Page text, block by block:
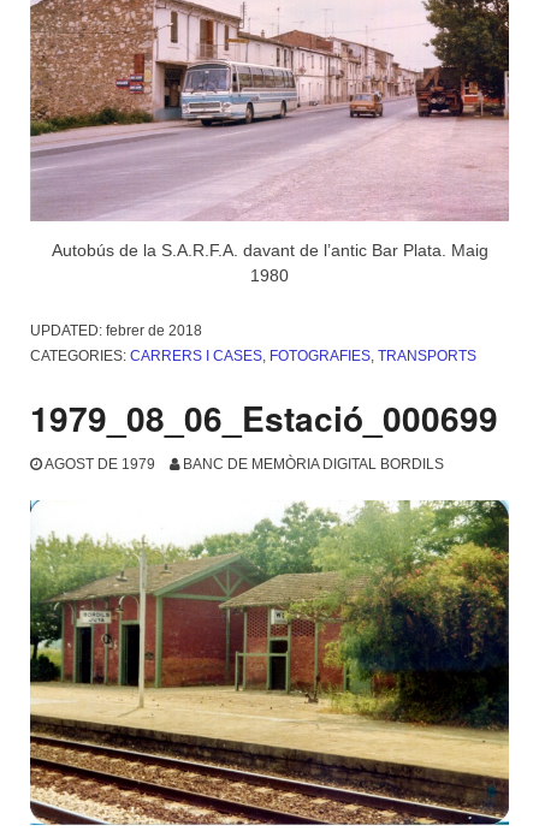
Autobús de la S.A.R.F.A. davant de l’antic Bar Plata. Maig
1980
UPDATED: febrer de 2018
CATEGORIES: CARRERS I CASES, FOTOGRAFIES, TRANSPORTS
1979_08_06_Estació_000699
AGOST DE 1979 BANC DE MEMÒRIA DIGITAL BORDILS